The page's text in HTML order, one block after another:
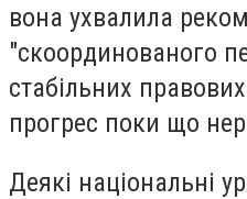
вона ухвалила
"скоординованого
стабільних правових
прогрес поки що
Деякі національні